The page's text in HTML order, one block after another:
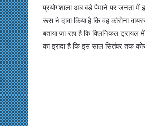
प्रयोगशाला अब बड़े पैमाने पर जनता में
रूस ने दावा किया है कि वह कोरोना
बताया जा रहा है कि क्लिनिकल
का इरादा है कि इस साल सितंबर तक